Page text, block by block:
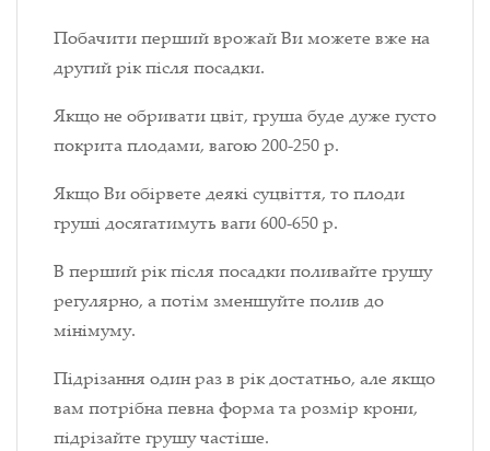
Побачити перший врожай Ви можете вже на
другий рік після посадки.
Якщо не обривати цвіт, груша буде дуже густо
покрита плодами, вагою 200-250 р.
Якщо Ви обірвете деякі суцвіття, то плоди
груші досягатимуть ваги 600-650 р.
В перший рік після посадки поливайте грушу
регулярно, а потім зменшуйте полив до
мінімуму.
Підрізання один раз в рік достатньо, але якщо
вам потрібна певна форма та розмір крони,
підрізайте грушу частіше.